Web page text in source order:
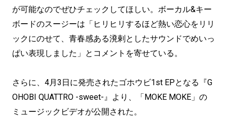
が可能なのでぜひチェックしてほしい。ボーカル&キー
ボードのスージーは「ヒリヒリするほど熱い恋心をリリ
ックにのせて、青春感ある溌剌としたサウンドでめいっ
ぱい表現しました」とコメントを寄せている。
さらに、4月3日に発売されたゴホウビ1st EPとなる『G
OHOBI QUATTRO -sweet-』より、「MOKE MOKE」の
ミュージックビデオが公開された。